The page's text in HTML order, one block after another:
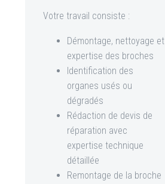
Votre travail consiste :
Démontage, nettoyage et
expertise des broches
Identification des
organes usés ou
dégradés
Rédaction de devis de
réparation avec
expertise technique
détaillée
Remontage de la broche